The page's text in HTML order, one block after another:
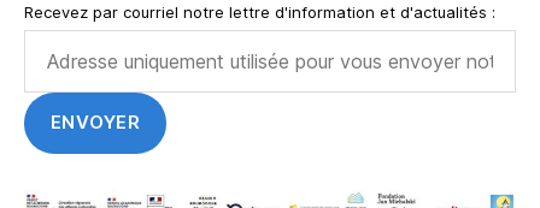
Recevez par courriel notre lettre d'information et d'actualités :